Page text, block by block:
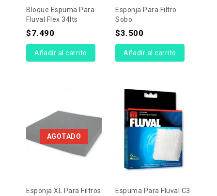
Bloque Espuma Para
Fluval Flex 34lts
$7.490
Añadir al carrito
Esponja Para Filtro
Sobo
$3.500
Añadir al carrito
AGOTADO
Esponja XL Para Filtros Espuma Para Fluval C3